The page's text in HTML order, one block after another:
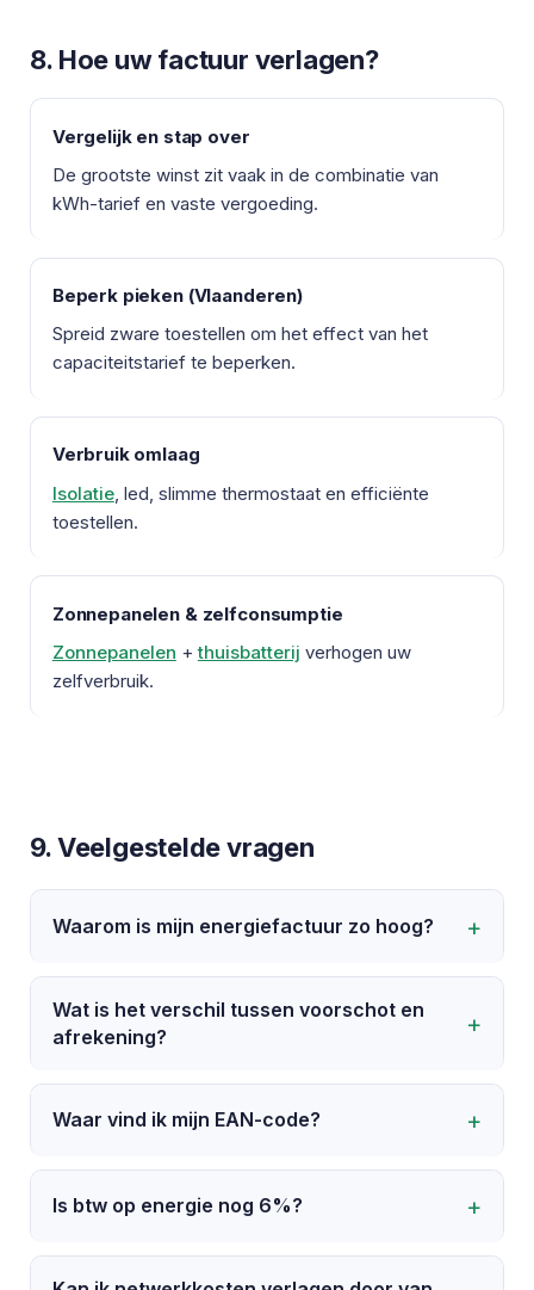
8. Hoe uw factuur verlagen?
Vergelijk en stap over
De grootste winst zit vaak in de combinatie van
kWh-tarief en vaste vergoeding.
Beperk pieken (Vlaanderen)
Spreid zware toestellen om het effect van het
capaciteitstarief te beperken.
Verbruik omlaag
Isolatie, led, slimme thermostaat en efficiënte
toestellen.
Zonnepanelen & zelfconsumptie
Zonnepanelen +thuisbatterij verhogen uw
zelfverbruik.
9. Veelgestelde vragen
Waarom is mijn energiefactuur zo hoog?
Dat komt meestal door een duur contract,
hoger verbruik of pieken (Vlaanderen).
Vergelijken geeft snel duidelijkheid over uw
jaarprijs.
Wat is het verschil tussen voorschot en
afrekening?
Een voorschot is een maandelijkse schatting.
De afrekening corrigeert jaarlijks op basis van
Waar vind ik mijn EAN-code?
Op uw energiefactuur bij de gegevens van het
leveringspunt. Het is een code van 18 cijfers.
Is btw op energie nog 6%?
Nee. Sinds april 2023 geldt opnieuw 21% voor